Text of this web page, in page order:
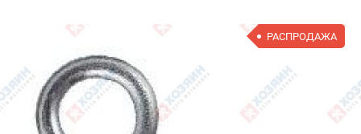
РАСПРОДАЖА